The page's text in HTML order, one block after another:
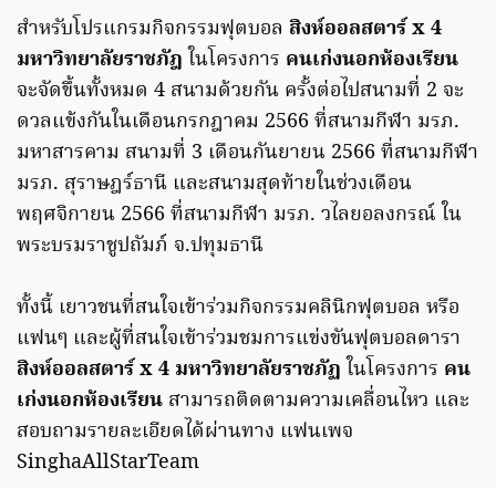
สำหรับโปรแกรมกิจกรรมฟุตบอล สิงห์ออลสตาร์ x 4
มหาวิทยาลัยราชภัฎ ในโครงการ คนเก่งนอกห้องเรียน
จะจัดขึ้นทั้งหมด 4 สนามด้วยกัน ครั้งต่อไปสนามที่ 2 จะ
ดวลแข้งกันในเดือนกรกฎาคม 2566 ที่สนามกีฬา มรภ.
มหาสารคาม สนามที่ 3 เดือนกันยายน 2566 ที่สนามกีฬา
มรภ. สุราษฎร์ธานี และสนามสุดท้ายในช่วงเดือน
พฤศจิกายน 2566 ที่สนามกีฬา มรภ. วไลยอลงกรณ์ ใน
พระบรมราชูปถัมภ์ จ.ปทุมธานี
ทั้งนี้ เยาวชนที่สนใจเข้าร่วมกิจกรรมคลินิกฟุตบอล หรือ
แฟนๆ และผู้ที่สนใจเข้าร่วมชมการแข่งขันฟุตบอลดารา
สิงห์ออลสตาร์ x 4 มหาวิทยาลัยราชภัฏ ในโครงการ คน
เก่งนอกห้องเรียน สามารถติดตามความเคลื่อนไหว และ
สอบถามรายละเอียดได้ผ่านทาง แฟนเพจ
SinghaAllStarTeam